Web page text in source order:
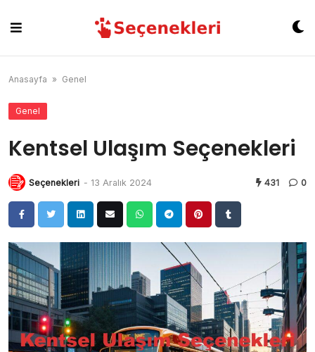
content
Anasayfa » Genel
Genel
Kentsel Ulaşım Seçenekleri
Seçenekleri - 13 Aralık 2024 431 0